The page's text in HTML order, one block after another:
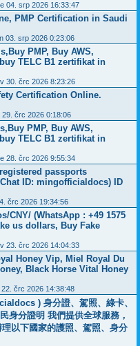
04. srp 2026 16:33:47
PMP Certification in Saudi
03. srp 2026 0:23:06
PMP, Buy AWS,
TELC B1 zertifikat in
30. črc 2026 8:23:26
Certification Online.
29. črc 2026 0:18:06
PMP, Buy AWS,
TELC B1 zertifikat in
28. črc 2026 9:55:34
passports
ID: mingofficialdocs) ID
črc 2026 19:34:56
CNY/ (WhatsApp : +49 1575
us dollars, Buy Fake
23. črc 2026 14:04:33
Honey Vip, Miel Royal Du
Black Horse Vital Honey
črc 2026 14:38:48
) 身分證、駕照、綠卡、
身分證明 我們提供全球服務，
以下國家的護照、駕照、身分